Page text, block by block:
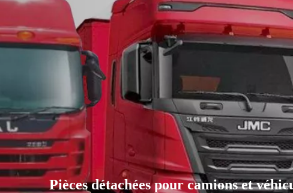
Pièces détachées pour camions et